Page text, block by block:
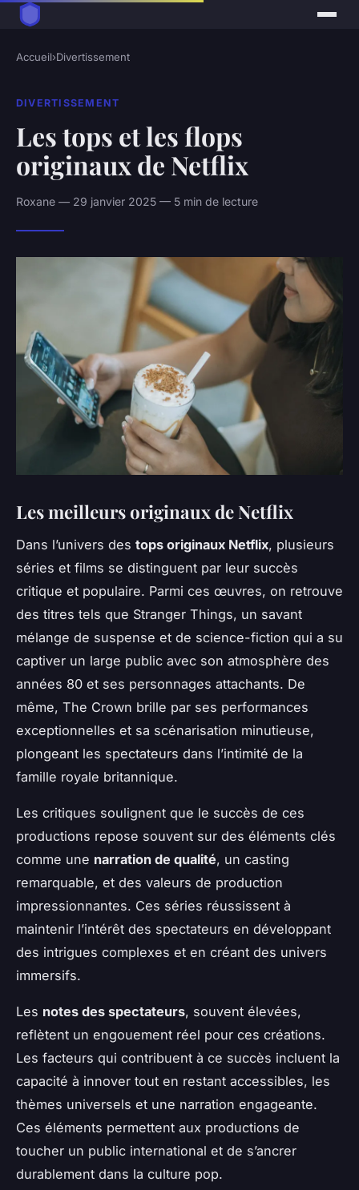
Accueil›Divertissement
DIVERTISSEMENT
Les tops et les flops
originaux de Netflix
Roxane — 29 janvier 2025 — 5 min de lecture
Les meilleurs originaux de Netflix
Dans l’univers des tops originaux Netflix, plusieurs
séries et films se distinguent par leur succès
critique et populaire. Parmi ces œuvres, on retrouve
des titres tels que Stranger Things, un savant
mélange de suspense et de science-fiction qui a su
captiver un large public avec son atmosphère des
années 80 et ses personnages attachants. De
même, The Crown brille par ses performances
exceptionnelles et sa scénarisation minutieuse,
plongeant les spectateurs dans l’intimité de la
famille royale britannique.
Les critiques soulignent que le succès de ces
productions repose souvent sur des éléments clés
comme une narration de qualité, un casting
remarquable, et des valeurs de production
impressionnantes. Ces séries réussissent à
maintenir l’intérêt des spectateurs en développant
des intrigues complexes et en créant des univers
immersifs.
Les notes des spectateurs, souvent élevées,
reflètent un engouement réel pour ces créations.
Les facteurs qui contribuent à ce succès incluent la
capacité à innover tout en restant accessibles, les
thèmes universels et une narration engageante.
Ces éléments permettent aux productions de
toucher un public international et de s’ancrer
durablement dans la culture pop.